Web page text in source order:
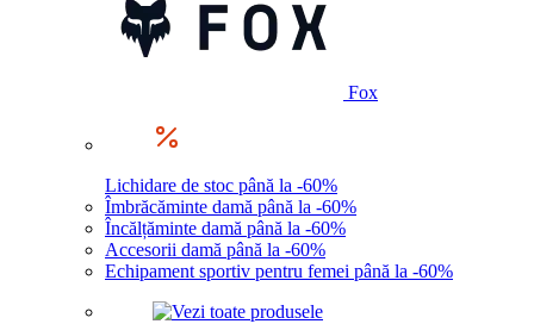
Fox
Lichidare de stoc până la -60%
Îmbrăcăminte damă până la -60%
Încălțăminte damă până la -60%
Accesorii damă până la -60%
Echipament sportiv pentru femei până la -60%